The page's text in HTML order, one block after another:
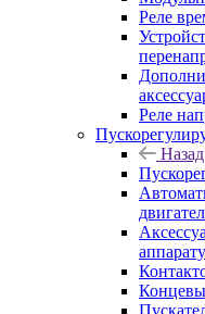
Реле
Реле
Назад